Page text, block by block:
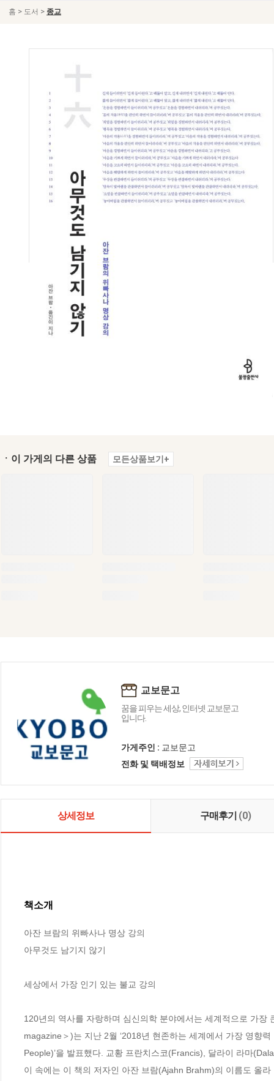
홈 > 도서 > 종교
ㆍ이 가게의 다른 상품 모든상품보기+
교보문고
꿈을 피우는 세상, 인터넷 교보문고
입니다.
가게주인 : 교보문고
전화 및 택배정보
상세정보 구매후기 (0)
책소개
아잔 브람의 위빠사나 명상 강의
아무것도 남기지 않기
세상에서 가장 인기 있는 불교 강의
120년의 역사를 자랑하며 심신의학 분야에서는 세계적으로 가
magazine＞)는 지난 2월 ‘2018년 현존하는 세계에서 가장 영향
People)’을 발표했다. 교황 프란치스코(Francis), 달라이 라마
이 속에는 이 책의 저자인 아잔 브람(Ajahn Brahm)의 이름도 올